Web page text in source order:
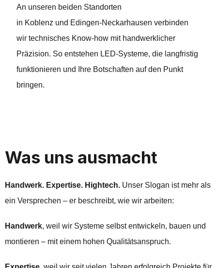
An unseren beiden Standorten
in Koblenz und Edingen-Neckarhausen verbinden
wir technisches Know-how mit handwerklicher
Präzision. So entstehen LED-Systeme, die langfristig
funktionieren und Ihre Botschaften auf den Punkt
bringen.
Was uns ausmacht
Handwerk. Expertise. Hightech. Unser Slogan ist mehr als
ein Versprechen – er beschreibt, wie wir arbeiten:
Handwerk, weil wir Systeme selbst entwickeln, bauen und
montieren – mit einem hohen Qualitätsanspruch.